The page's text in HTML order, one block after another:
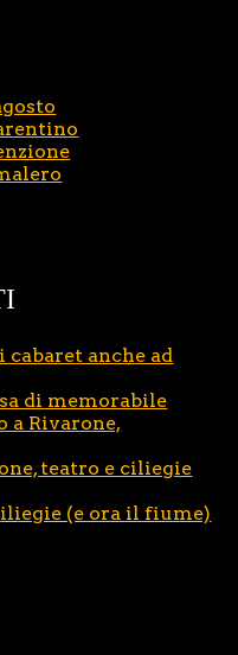
cabaret anche ad
di memorabile
a Rivarone,
teatro e ciliegie
(e ora il fiume)